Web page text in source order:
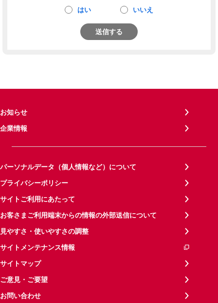
はい いいえ
送信する
お知らせ
企業情報
パーソナルデータ（個人情報など）について
プライバシーポリシー
サイトご利用にあたって
お客さまご利用端末からの情報の外部送信について
見やすさ・使いやすさの調整
サイトメンテナンス情報
サイトマップ
ご意見・ご要望
お問い合わせ